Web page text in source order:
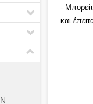
-
και
19